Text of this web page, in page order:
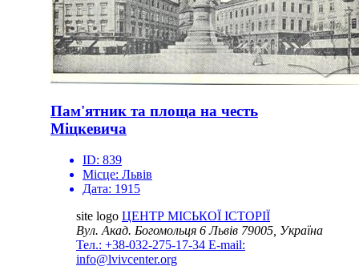
Пам'ятник та площа на честь
Міцкевича
ID: 839
Місце: Львів
Дата: 1915
site logo ЦЕНТР МІСЬКОЇ ІСТОРІЇ
Вул. Акад. Богомольця 6Львів 79005, Україна
Тел.: +38-032-275-17-34 E-mail:
info@lvivcenter.org